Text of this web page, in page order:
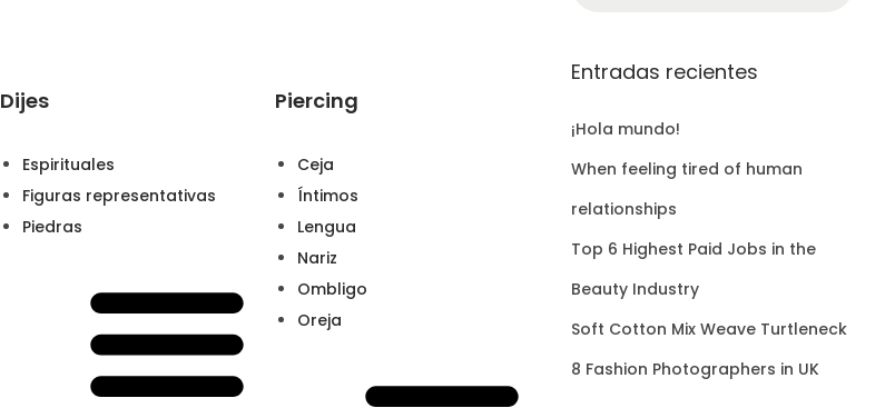
Dijes
Espirituales
Figuras representativas
Piedras
Piercing
Ceja
Íntimos
Lengua
Nariz
Ombligo
Oreja
Entradas recientes
¡Hola mundo!
When feeling tired of human
relationships
Top 6 Highest Paid Jobs in the
Beauty Industry
Soft Cotton Mix Weave Turtleneck
8 Fashion Photographers in UK